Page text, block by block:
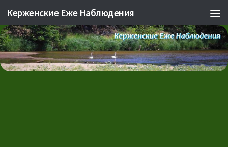
Skip to content
Керженские Еже Наблюдения